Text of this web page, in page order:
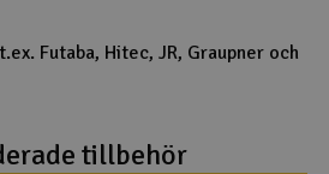
och hobby
och tillbehör
Futaba, Hitec, JR, Graupner och
tillbehör